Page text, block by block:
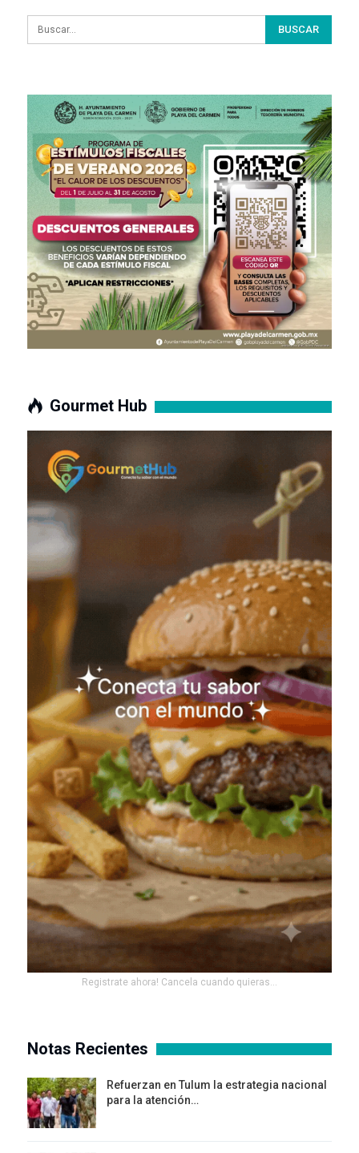
Gourmet Hub
Registrate ahora! Cancela cuando quieras...
Notas Recientes
Refuerzan en Tulum la estrategia nacional
para la atención…